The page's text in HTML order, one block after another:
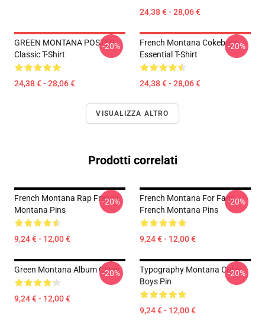
24,38 € - 28,06 €
GREEN MONTANA POSTER
Classic T-Shirt
24,38 € - 28,06 €
-20%
French Montana Cokeboys
Essential T-Shirt
24,38 € - 28,06 €
-20%
VISUALIZZA ALTRO
Prodotti correlati
French Montana Rap French
Montana Pins
9,24 € - 12,00 €
-20%
French Montana For Fans
French Montana Pins
9,24 € - 12,00 €
-20%
Green Montana Album Cover
9,24 € - 12,00 €
-20%
Typography Montana Coke
Boys Pin
9,24 € - 12,00 €
-20%